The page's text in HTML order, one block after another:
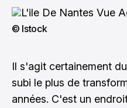
© Istock
Il s'agit certainement
subi le plus de
années. C'est un